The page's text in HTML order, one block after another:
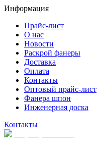
Информация
Прайс-лист
О нас
Новости
Раскрой фанеры
Доставка
Оплата
Контакты
Оптовый прайс-лист
Фанера шпон
Инженерная доска
Контакты